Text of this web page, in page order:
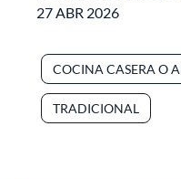
27 ABR 2026
COCINA CASERA O
TRADICIONAL